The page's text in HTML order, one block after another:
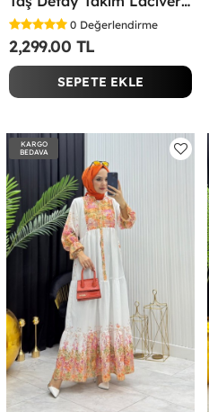
0 Değerlendirme
2,299.00 TL
SEPETE EKLE
KARGO
BEDAVA